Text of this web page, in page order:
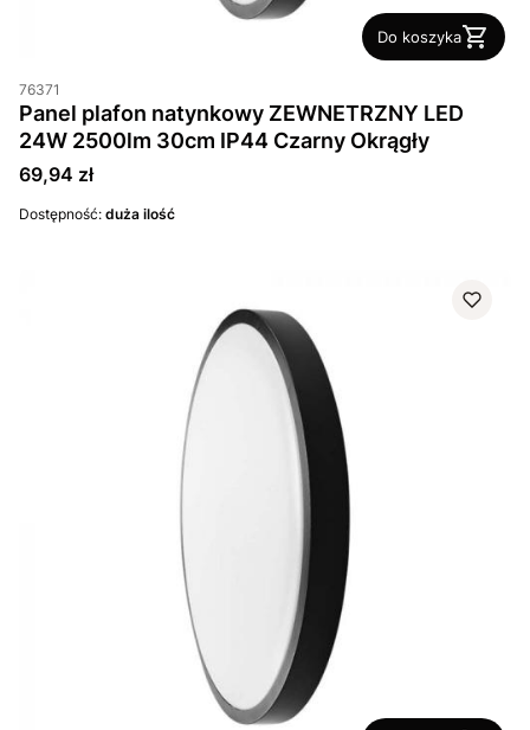
Do koszyka
76371
Panel plafon natynkowy ZEWNETRZNY LED
24W 2500lm 30cm IP44 Czarny Okrągły
Cena
69,94 zł
Dostępność: duża ilość